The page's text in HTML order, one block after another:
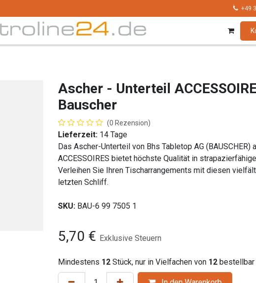
Kollektionen +49
Ascher - Unterteil
Bauscher
(0 Rezension)
Lieferzeit: 14 Tage
Das Ascher-Unterteil von Bhs Tabletop AG (BAUSCHER)
ACCESSOIRES bietet höchste Qualität in
Verleihen Sie Ihren Tischarrangements mit diesen
letzten Schliff.
SKU: BAU-6 99 7505 1
5,70 € Exklusive Steuern
Mindestens 12 Stück, nur in Vielfachen von 12 bestellbar